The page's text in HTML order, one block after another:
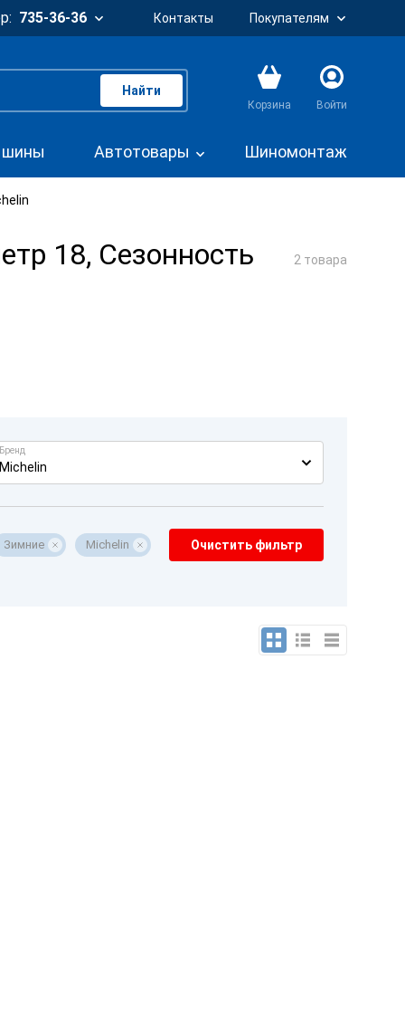
735-36-36 Контакты Покупателям
Найти
Корзина Войти
шины Автотовары Шиномонтаж
18, Сезонность
2 товара
Бренд
Michelin
Зимние Michelin Очистить фильтр